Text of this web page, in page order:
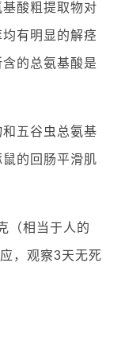
酸粗提取物对
有明显的解痉
的总氨基酸是
五谷虫总氨基
的回肠平滑肌
（相当于人的
，观察3天无死